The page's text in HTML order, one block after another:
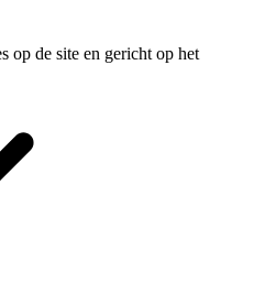
op de site en gericht op het